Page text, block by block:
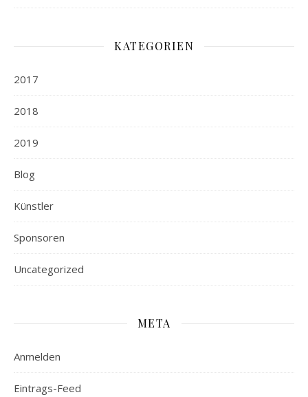
KATEGORIEN
2017
2018
2019
Blog
Künstler
Sponsoren
Uncategorized
META
Anmelden
Eintrags-Feed